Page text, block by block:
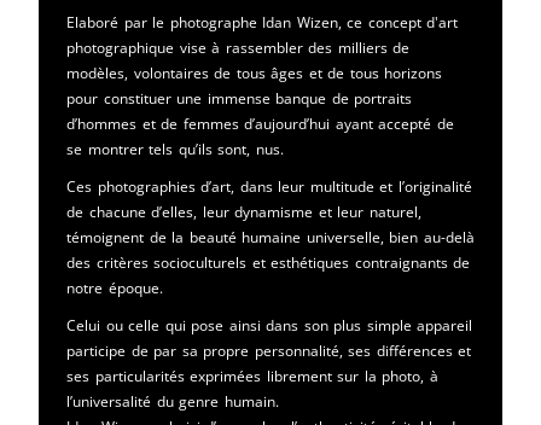
Elaboré par le photographe Idan Wizen, ce concept d'art
photographique vise à rassembler des milliers de
modèles, volontaires de tous âges et de tous horizons
pour constituer une immense banque de portraits
d’hommes et de femmes d’aujourd’hui ayant accepté de
se montrer tels qu’ils sont, nus.
Ces photographies d’art, dans leur multitude et l’originalité
de chacune d’elles, leur dynamisme et leur naturel,
témoignent de la beauté humaine universelle, bien au-delà
des critères socioculturels et esthétiques contraignants de
notre époque.
Celui ou celle qui pose ainsi dans son plus simple appareil
participe de par sa propre personnalité, ses différences et
ses particularités exprimées librement sur la photo, à
l’universalité du genre humain.